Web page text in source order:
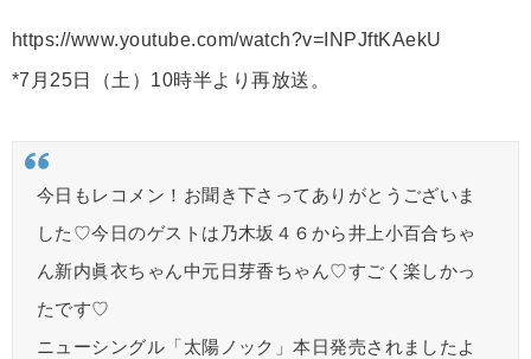
https://www.youtube.com/watch?v=INPJftKAekU
*7月25日（土）10時半より再放送。
今日もレコメン！お聞き下さってありがとうございま
した♡今日のゲストは乃木坂４６から井上小百合ちゃ
ん新内眞衣ちゃん中元日芽香ちゃん♡すごく楽しかっ
たです♡
ニューシングル「太陽ノック」本日発売されましたよ